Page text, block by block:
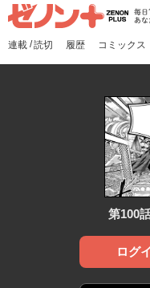
ゼノンプラス
連載 /読切 履歴 コミックス
第100
ログ